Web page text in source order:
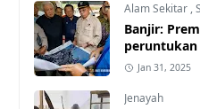
Alam Sekitar ,
Banjir:
peruntukan
Jan 31, 2025
Jenayah